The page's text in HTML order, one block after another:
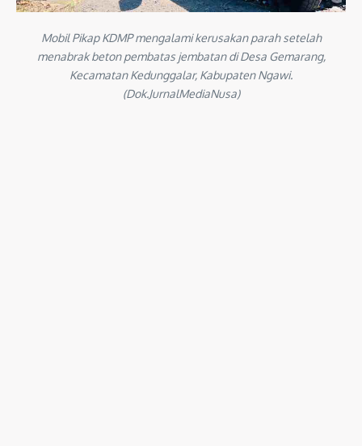
Mobil Pikap KDMP mengalami kerusakan parah setelah
menabrak beton pembatas jembatan di Desa Gemarang,
Kecamatan Kedunggalar, Kabupaten Ngawi.
(Dok.JurnalMediaNusa)